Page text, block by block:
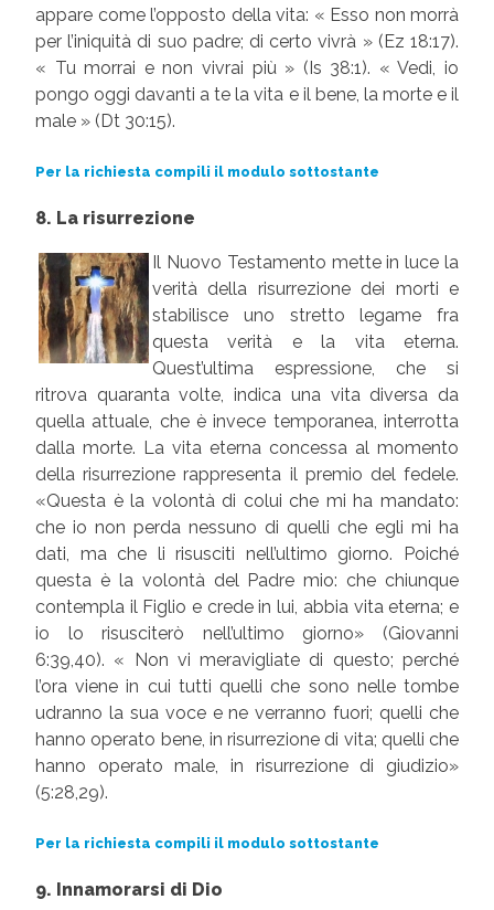
appare come l’opposto della vita: « Esso non morrà
per l’iniquità di suo padre; di certo vivrà » (Ez 18:17).
« Tu morrai e non vivrai più » (Is 38:1). « Vedi, io
pongo oggi davanti a te la vita e il bene, la morte e il
male » (Dt 30:15).
Per la richiesta compili il modulo sottostante
8. La risurrezione
Il Nuovo Testamento mette in luce la
verità della risurrezione dei morti e
stabilisce uno stretto legame fra
questa verità e la vita eterna.
Quest’ultima espressione, che si
ritrova quaranta volte, indica una vita diversa da
quella attuale, che è invece temporanea, interrotta
dalla morte. La vita eterna concessa al momento
della risurrezione rappresenta il premio del fedele.
«Questa è la volontà di colui che mi ha mandato:
che io non perda nessuno di quelli che egli mi ha
dati, ma che li risusciti nell’ultimo giorno. Poiché
questa è la volontà del Padre mio: che chiunque
contempla il Figlio e crede in lui, abbia vita eterna; e
io lo risusciterò nell’ultimo giorno» (Giovanni
6:39,40). « Non vi meravigliate di questo; perché
l’ora viene in cui tutti quelli che sono nelle tombe
udranno la sua voce e ne verranno fuori; quelli che
hanno operato bene, in risurrezione di vita; quelli che
hanno operato male, in risurrezione di giudizio»
(5:28,29).
Per la richiesta compili il modulo sottostante
9. Innamorarsi di Dio